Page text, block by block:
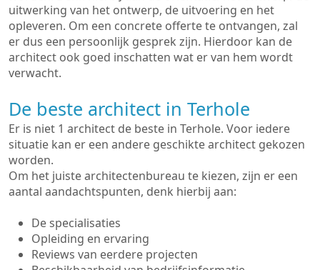
uitwerking van het ontwerp, de uitvoering en het
opleveren. Om een concrete offerte te ontvangen, zal
er dus een persoonlijk gesprek zijn. Hierdoor kan de
architect ook goed inschatten wat er van hem wordt
verwacht.
De beste architect in Terhole
Er is niet 1 architect de beste in Terhole. Voor iedere
situatie kan er een andere geschikte architect gekozen
worden.
Om het juiste architectenbureau te kiezen, zijn er een
aantal aandachtspunten, denk hierbij aan:
De specialisaties
Opleiding en ervaring
Reviews van eerdere projecten